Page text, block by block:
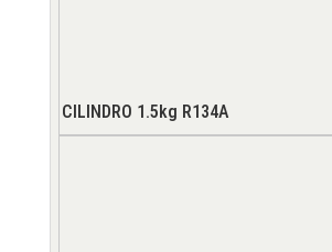
CILINDRO 1.5kg R134A